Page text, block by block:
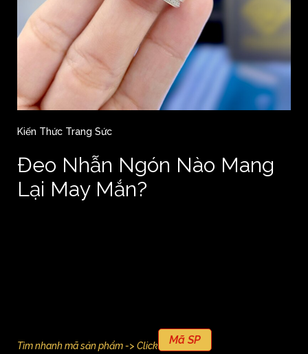
Kiến Thức Trang Sức
Đeo Nhẫn Ngón Nào Mang
Lại May Mắn?
Tìm nhanh mã sản phẩm -> Click Mã SP